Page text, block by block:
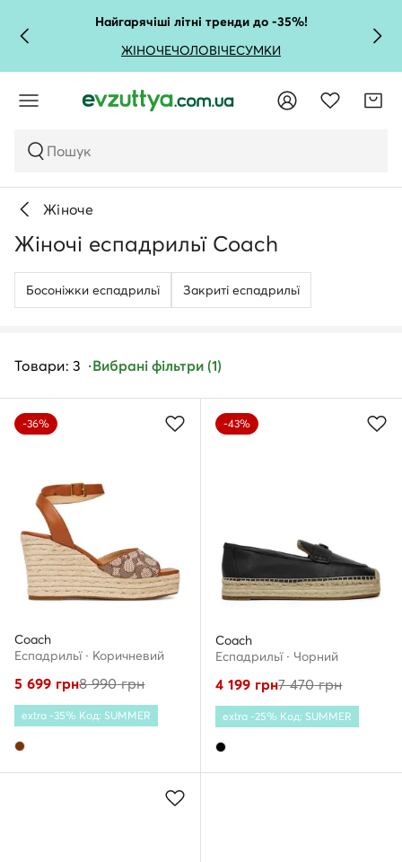
Найгарячіші літні тренди до -35%!
ЖІНОЧЕЧОЛОВІЧЕСУМКИ
Пошук
Жіноче
Жіночі еспадрильї Coach
Босоніжки еспадрильї Закриті еспадрильї
Товари: 3 Вибрані фільтри (1)
-36%
Coach
Еспадрильї · Коричневий
5 699 грн8 990грн
extra -35% Код: SUMMER
-43%
Coach
Еспадрильї · Чорний
4 199 грн7 470грн
extra -25% Код: SUMMER